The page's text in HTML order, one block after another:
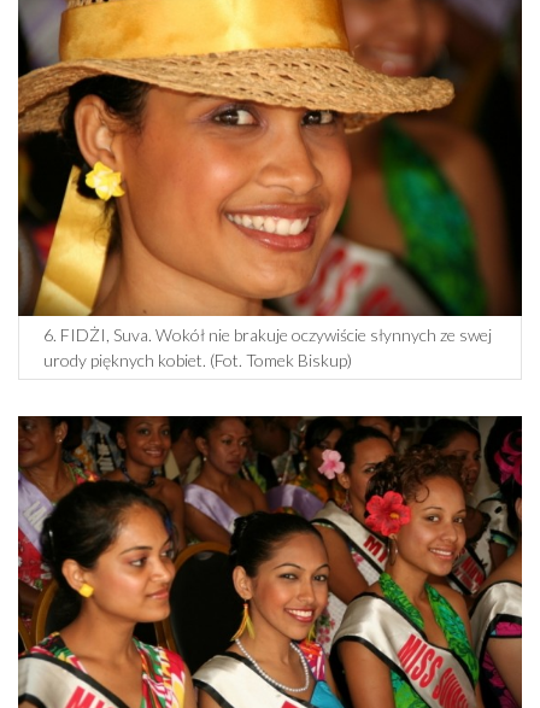
6. FIDŻI, Suva. Wokół nie brakuje oczywiście słynnych ze swej
urody pięknych kobiet. (Fot. Tomek Biskup)